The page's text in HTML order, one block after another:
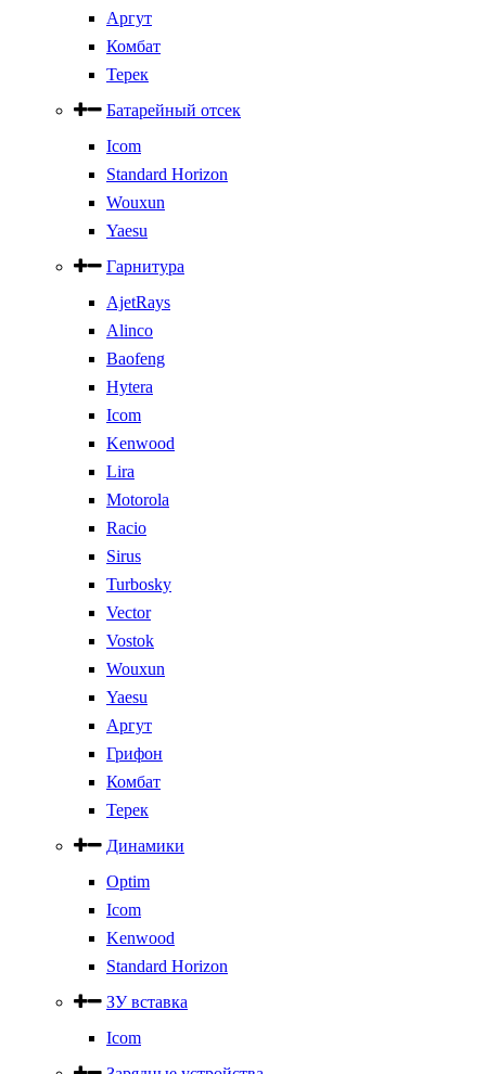
Аргут
Комбат
Терек
Батарейный отсек
Icom
Standard Horizon
Wouxun
Yaesu
Гарнитура
AjetRays
Alinco
Baofeng
Hytera
Icom
Kenwood
Lira
Motorola
Racio
Sirus
Turbosky
Vector
Vostok
Wouxun
Yaesu
Аргут
Грифон
Комбат
Терек
Динамики
Optim
Icom
Kenwood
Standard Horizon
ЗУ вставка
Icom